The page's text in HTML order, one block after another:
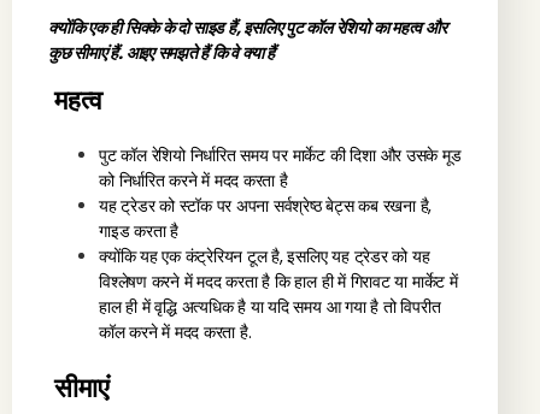
क्योंकि एक ही सिक्के के दो साइड हैं, इसलिए पुट कॉल रेशियो का महत्व और
कुछ सीमाएं हैं. आइए समझते हैं कि वे क्या हैं
महत्व
पुट कॉल रेशियो निर्धारित समय पर मार्केट की दिशा और उसके मूड
को निर्धारित करने में मदद करता है
यह ट्रेडर को स्टॉक पर अपना सर्वश्रेष्ठ बेट्स कब रखना है,
गाइड करता है
क्योंकि यह एक कंट्रेरियन टूल है, इसलिए यह ट्रेडर को यह
विश्लेषण करने में मदद करता है कि हाल ही में गिरावट या मार्केट में
हाल ही में वृद्धि अत्यधिक है या यदि समय आ गया है तो विपरीत
कॉल करने में मदद करता है.
सीमाएं